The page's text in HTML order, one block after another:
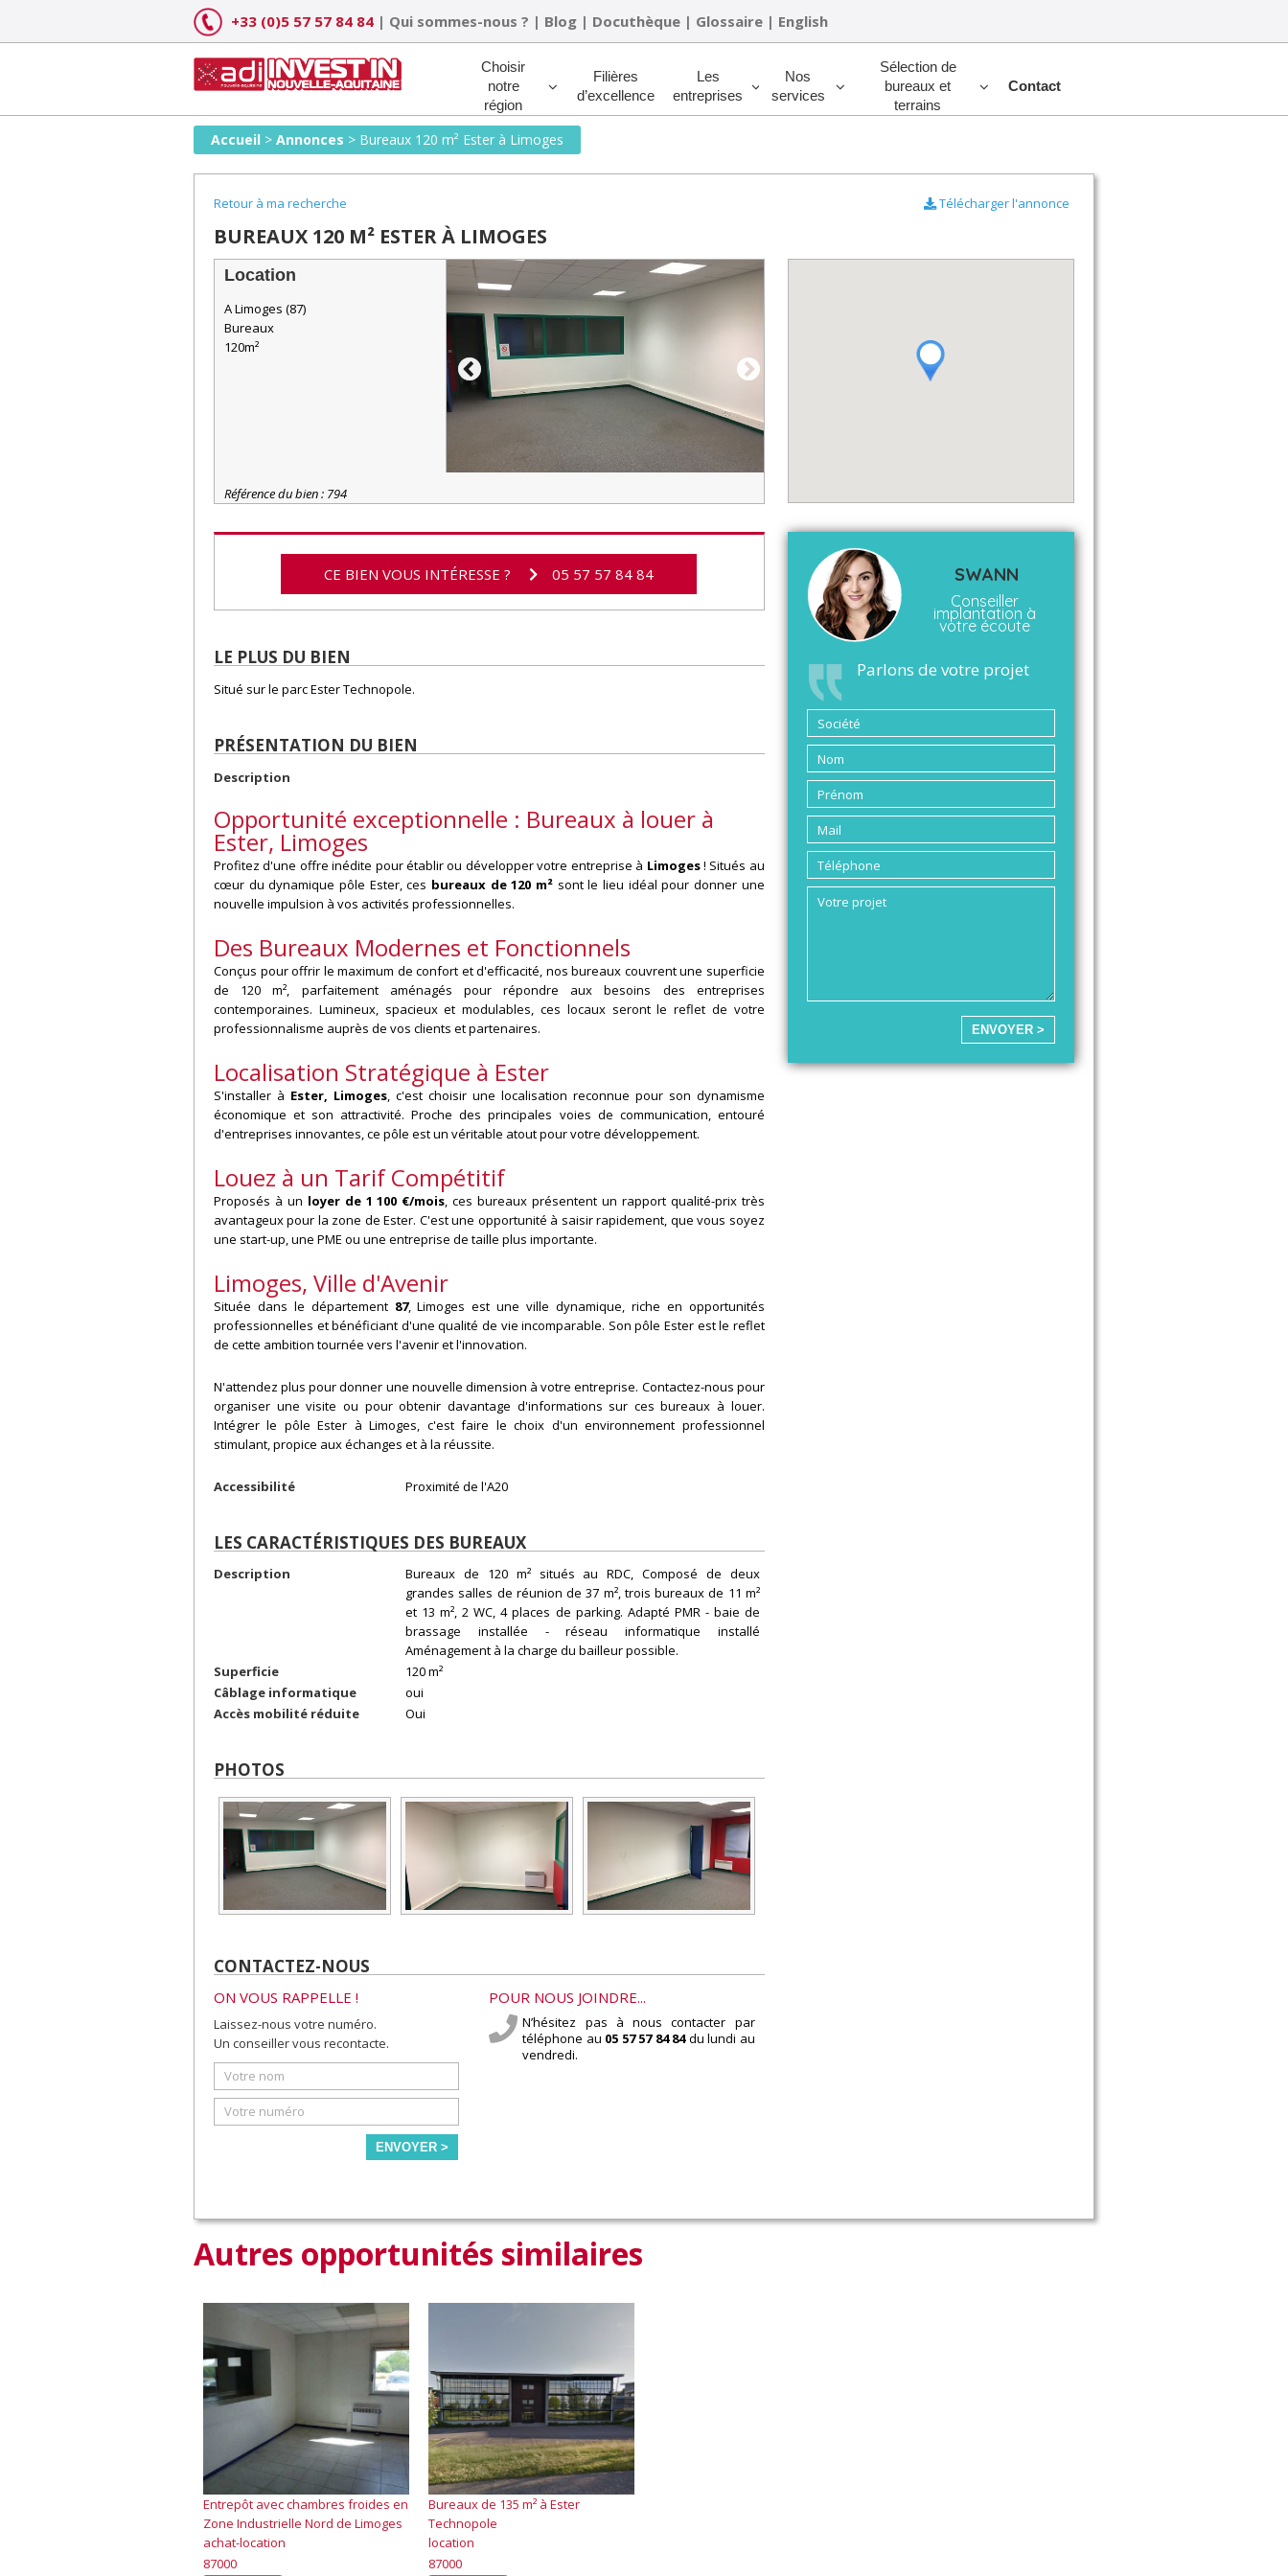
content
+33 (0)5 57 57 84 84 | Qui sommes-nous ? | Blog | Docuthèque | Glossaire | English
Rechercher
Choisir
notre
région
Filières
d’excellence
Les
entreprises
Nos
services
Sélection de
bureaux et
terrains
Contact
Accueil > Annonces > Bureaux 120 m² Ester à Limoges
Retour à ma recherche
BUREAUX 120 M² ESTER À LIMOGES
Télécharger l'annonce
Location
A Limoges (87)
Bureaux
120m²
Référence du bien : 794
CE BIEN VOUS INTÉRESSE ? 05 57 57 84 84
LE PLUS DU BIEN
Situé sur le parc Ester Technopole.
PRÉSENTATION DU BIEN
Description
Opportunité exceptionnelle : Bureaux à louer à
Ester, Limoges
Profitez d'une offre inédite pour établir ou développer votre entreprise à Limoges! Situés au
cœur du dynamique pôle Ester, ces bureaux de 120 m² sont le lieu idéal pour donner une
nouvelle impulsion à vos activités professionnelles.
Des Bureaux Modernes et Fonctionnels
Conçus pour offrir le maximum de confort et d'efficacité, nos bureaux couvrent une superficie
de 120 m², parfaitement aménagés pour répondre aux besoins des entreprises
contemporaines. Lumineux, spacieux et modulables, ces locaux seront le reflet de votre
professionnalisme auprès de vos clients et partenaires.
Localisation Stratégique à Ester
S'installer à Ester, Limoges, c'est choisir une localisation reconnue pour son dynamisme
économique et son attractivité. Proche des principales voies de communication, entouré
d'entreprises innovantes, ce pôle est un véritable atout pour votre développement.
Louez à un Tarif Compétitif
Proposés à un loyer de 1 100 €/mois , ces bureaux présentent un rapport qualité-prix très
avantageux pour la zone de Ester. C'est une opportunité à saisir rapidement, que vous soyez
une start-up, une PME ou une entreprise de taille plus importante.
Limoges, Ville d'Avenir
Située dans le département 87, Limoges est une ville dynamique, riche en opportunités
professionnelles et bénéficiant d'une qualité de vie incomparable. Son pôle Ester est le reflet
de cette ambition tournée vers l'avenir et l'innovation.
N'attendez plus pour donner une nouvelle dimension à votre entreprise. Contactez-nous pour
organiser une visite ou pour obtenir davantage d'informations sur ces bureaux à louer.
Intégrer le pôle Ester à Limoges, c'est faire le choix d'un environnement professionnel
stimulant, propice aux échanges et à la réussite.
Accessibilité Proximité de l'A20
LES CARACTÉRISTIQUES DES BUREAUX
Description
Bureaux de 120 m² situés au RDC, Composé de deux
grandes salles de réunion de 37 m², trois bureaux de 11 m²
et 13 m², 2 WC, 4 places de parking. Adapté PMR - baie de
brassage installée - réseau informatique installé
Aménagement à la charge du bailleur possible.
Superficie
120 m²
Câblage informatique
oui
Accès mobilité réduite
Oui
PHOTOS
CONTACTEZ-NOUS
ON VOUS RAPPELLE !
Laissez-nous votre numéro.
Un conseiller vous recontacte.
ENVOYER >
POUR NOUS JOINDRE...
N’hésitez pas à nous contacter par
téléphone au 05 57 57 84 84du lundi au
vendredi.
SWANN
Conseiller
implantation à
votre écoute
Parlons de votre projet
ENVOYER >
Autres opportunités similaires
Entrepôt avec chambres froides en
Zone Industrielle Nord de Limoges
achat-location
87000
Bureaux de 135 m² à Ester
Technopole
location
87000